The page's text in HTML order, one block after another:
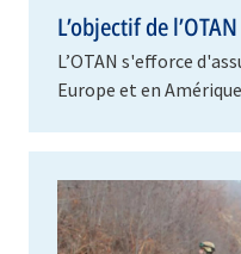
L’objectif de l’OTAN
L’OTAN s'efforce
Europe et en
la…